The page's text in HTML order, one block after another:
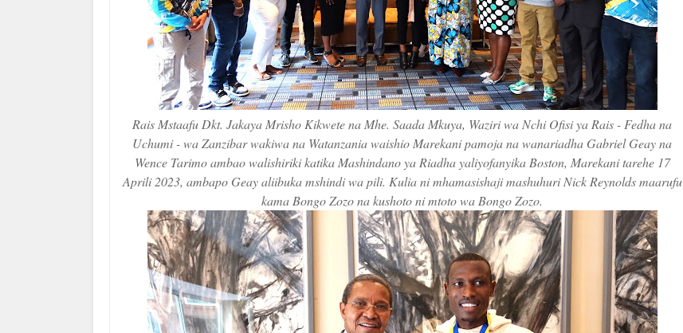
Rais Mstaafu Dkt. Jakaya Mrisho Kikwete na Mhe. Saada Mkuya, Waziri wa Nchi Ofisi ya Rais - Fedha na
Uchumi - wa Zanzibar wakiwa na Watanzania waishio Marekani pamoja na wanariadha Gabriel Geay na
Wence Tarimo ambao walishiriki katika Mashindano ya Riadha yaliyofanyika Boston, Marekani tarehe 17
Aprili 2023, ambapo Geay aliibuka mshindi wa pili. Kulia ni mhamasishaji mashuhuri Nick Reynolds maarufu
kama Bongo Zozo na kushoto ni mtoto wa Bongo Zozo.